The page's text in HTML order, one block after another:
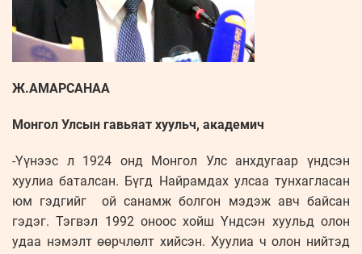
Ж.АМАРСАНАА
Монгол Улсын гавьяат хуульч, академич
-Үүнээс л 1924 онд Монгол Улс анхдугаар үндсэн
хуулиа баталсан. Бүгд Найрамдах улсаа тунхагласан
юм гэдгийг ой санамж болгон мэдэж авч байсан
гэдэг. Тэгвэл 1992 оноос хойш Үндсэн хуульд олон
удаа нэмэлт өөрчлөлт хийсэн. Хуулиа ч олон нийтэд